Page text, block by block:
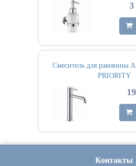
3
Смеситель для раковины
PRIORITY
Контакты